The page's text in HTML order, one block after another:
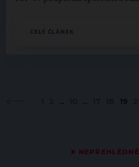
▶
CELÝ ČLÁNEK
... ... 19